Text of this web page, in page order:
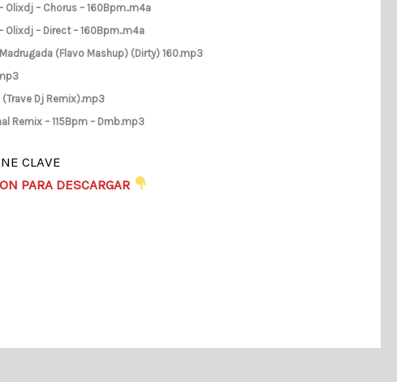
Olixdj – Chorus – 160Bpm..m4a
Olixdj – Direct – 160Bpm..m4a
(Flavo Mashup) (Dirty) 160.mp3
(Trave Dj Remix).mp3
Remix – 115Bpm – Dmb.mp3
CLAVE
PARA DESCARGAR